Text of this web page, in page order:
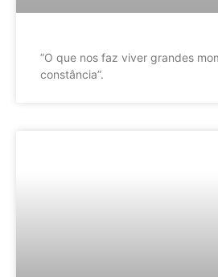
”O que nos faz viver grandes
constância”.